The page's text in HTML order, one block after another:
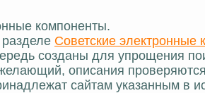
компоненты.
Советские электронные
созданы для упрощения
описания
сайтам указанным в